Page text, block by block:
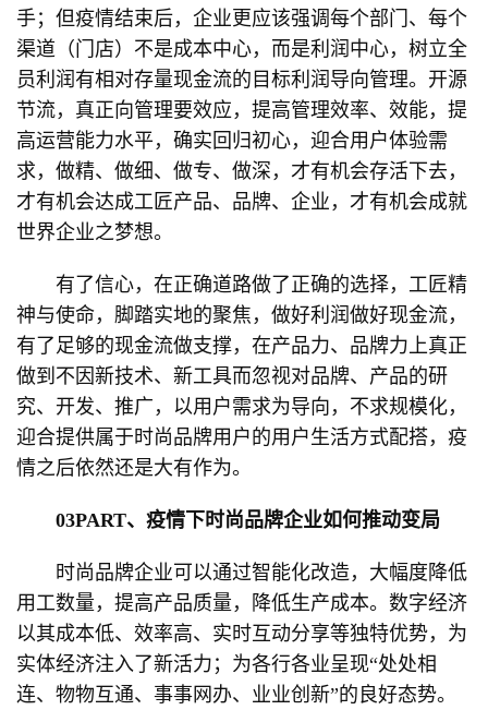
手；但疫情结束后，企业更应该强调每个部门、每个
渠道（门店）不是成本中心，而是利润中心，树立全
员利润有相对存量现金流的目标利润导向管理。开源
节流，真正向管理要效应，提高管理效率、效能，提
高运营能力水平，确实回归初心，迎合用户体验需
求，做精、做细、做专、做深，才有机会存活下去，
才有机会达成工匠产品、品牌、企业，才有机会成就
世界企业之梦想。
有了信心，在正确道路做了正确的选择，工匠精
神与使命，脚踏实地的聚焦，做好利润做好现金流，
有了足够的现金流做支撑，在产品力、品牌力上真正
做到不因新技术、新工具而忽视对品牌、产品的研
究、开发、推广，以用户需求为导向，不求规模化，
迎合提供属于时尚品牌用户的用户生活方式配搭，疫
情之后依然还是大有作为。
03PART、疫情下时尚品牌企业如何推动变局
时尚品牌企业可以通过智能化改造，大幅度降低
用工数量，提高产品质量，降低生产成本。数字经济
以其成本低、效率高、实时互动分享等独特优势，为
实体经济注入了新活力；为各行各业呈现“处处相
连、物物互通、事事网办、业业创新”的良好态势。